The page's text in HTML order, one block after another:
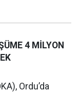
4 MİLYON
Ordu’da